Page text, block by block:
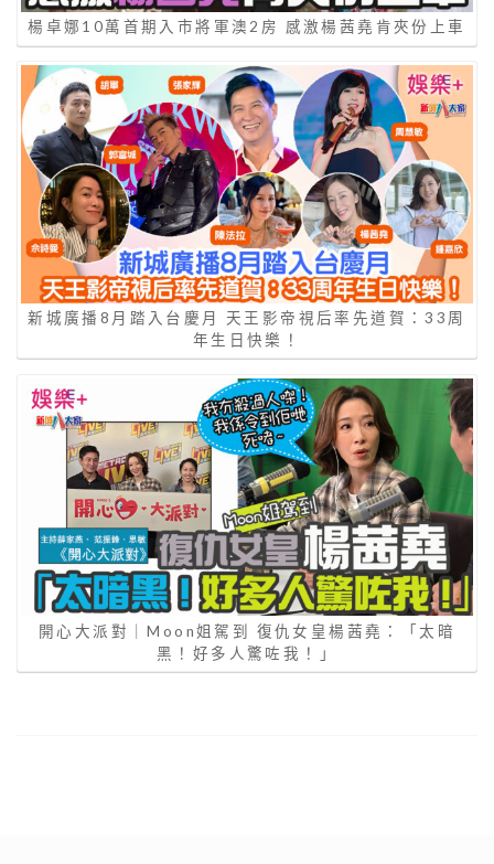
楊卓娜10萬首期入市將軍澳2房 感激楊茜堯肯夾份上車
新城廣播8月踏入台慶月 天王影帝視后率先道賀：33周
年生日快樂！
開心大派對｜Moon姐駕到 復仇女皇楊茜堯：「太暗
黑！好多人驚咗我！」